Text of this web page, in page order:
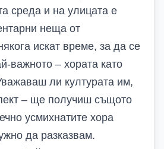
среда и на улицата е
неща от
искат време, за да се
важното – хората като
ли културата им,
– ще получиш същото
усмихнатите хора
да разказвам.